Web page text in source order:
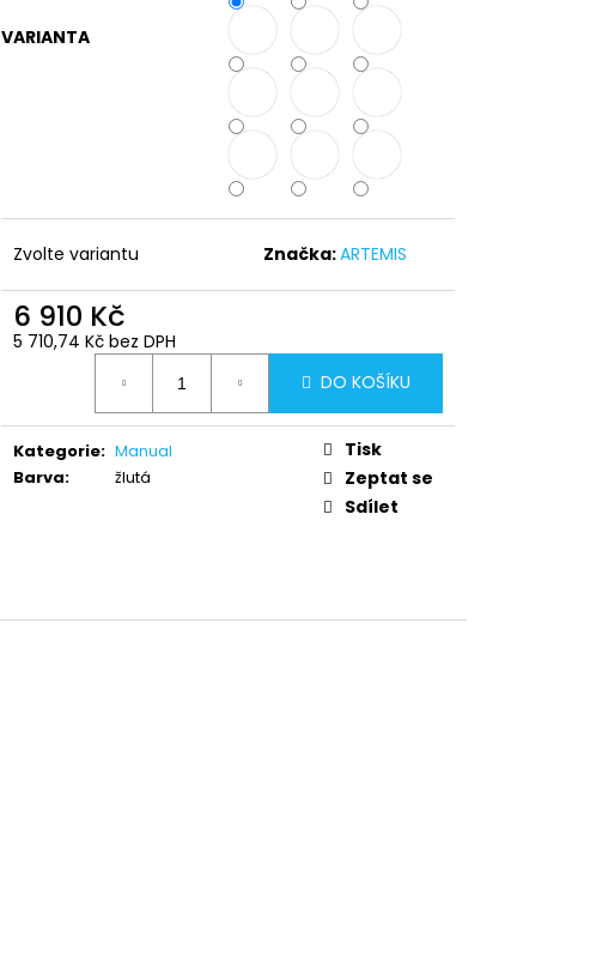
VARIANTA
Zvolte variantu Značka:ARTEMIS
6 910 Kč
5 710,74 Kč bez DPH
DO KOŠÍKU
Kategorie: Manual
Barva: žlutá
Tisk
Zeptat se
Sdílet